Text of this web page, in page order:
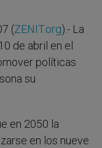
(ZENIT.org).- La
de abril en el
políticas
su
en 2050 la
en los nueve